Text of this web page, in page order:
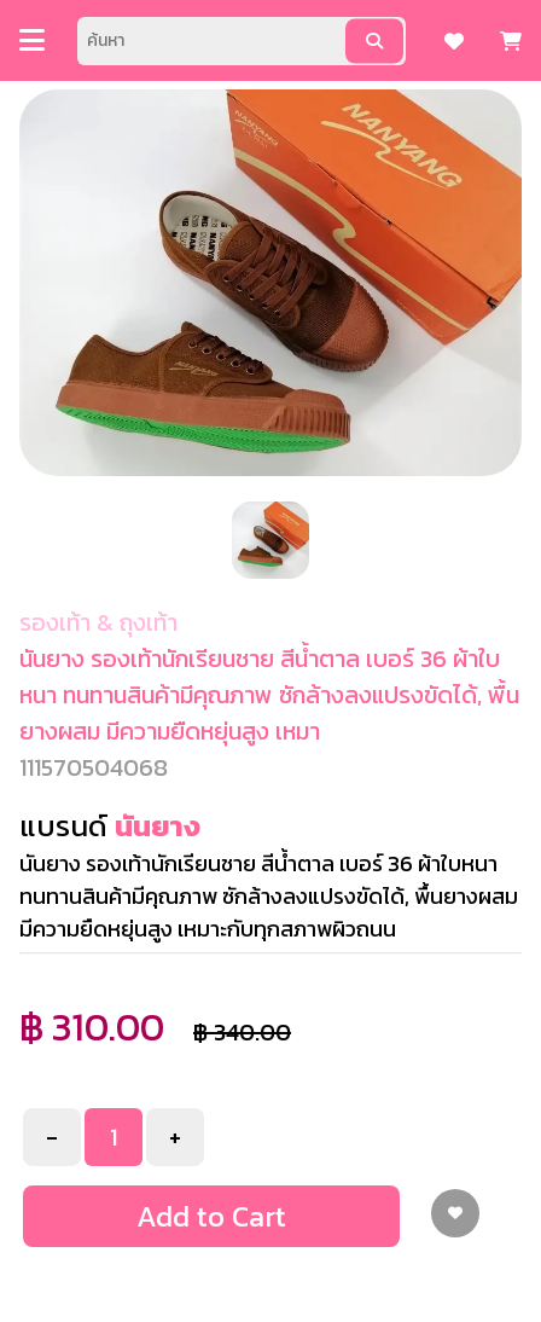
รองเท้า & ถุงเท้า
นันยาง รองเท้านักเรียนชาย สีน้ำตาล เบอร์ 36 ผ้าใบ
หนา ทนทานสินค้ามีคุณภาพ ซักล้างลงแปรงขัดได้, พื้น
ยางผสม มีความยืดหยุ่นสูง เหมา
111570504068
แบรนด์ นันยาง
นันยาง รองเท้านักเรียนชาย สีน้ำตาล เบอร์ 36 ผ้าใบหนา
ทนทานสินค้ามีคุณภาพ ซักล้างลงแปรงขัดได้, พื้นยางผสม
มีความยืดหยุ่นสูง เหมาะกับทุกสภาพผิวถนน
฿ 310.00 ฿ 340.00
- +
Add to Cart